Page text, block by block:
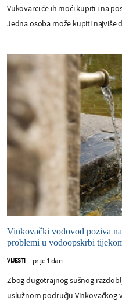
Vukovarci će ih moći kupiti i na
Jedna osoba može kupiti najviše
Vinkovački vodovod poziva
problemi u vodoopskrbi
VIJESTI - prije 1 dan
Zbog dugotrajnog sušnog
uslužnom području Vinkovačkog